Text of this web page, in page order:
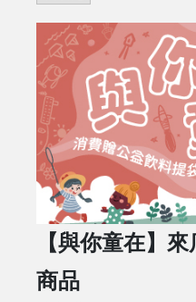
【與你童在】
商品